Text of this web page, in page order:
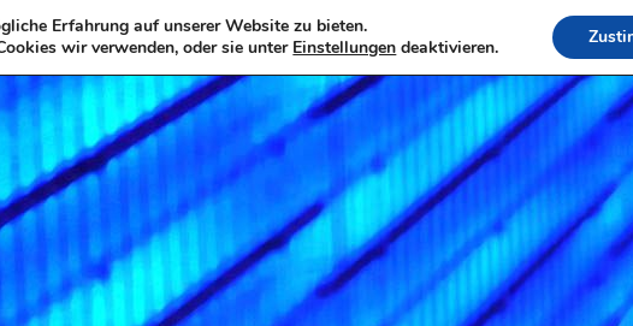
Erfahrung auf unserer Website zu bieten.
wir verwenden, oder sie unter Einstellungen deaktivieren.